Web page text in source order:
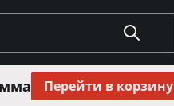
Перейти в корзину